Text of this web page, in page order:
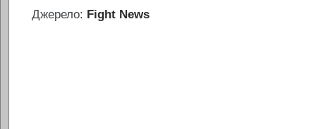
Джерело: Fight News